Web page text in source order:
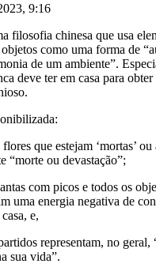
9:16
filosofia chinesa que usa
como uma forma de
de um ambiente”.
deve ter em casa para
flores que estejam ‘mortas’
“morte ou devastação”;
com picos e todos os
uma energia negativa de
e,
representam, no geral,
sua vida”.